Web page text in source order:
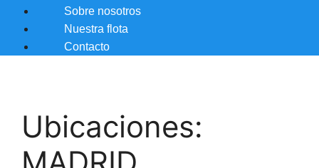
Sobre nosotros
Nuestra flota
Contacto
Ubicaciones: